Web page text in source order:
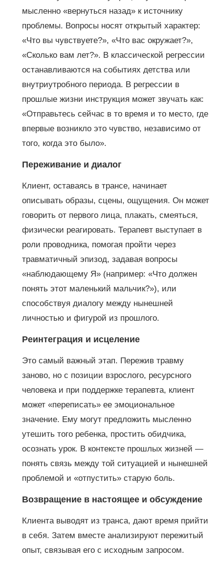
мысленно «вернуться назад» к источнику
проблемы. Вопросы носят открытый характер:
«Что вы чувствуете?», «Что вас окружает?»,
«Сколько вам лет?». В классической регрессии
останавливаются на событиях детства или
внутриутробного периода. В регрессии в
прошлые жизни инструкция может звучать как:
«Отправьтесь сейчас в то время и то место, где
впервые возникло это чувство, независимо от
того, когда это было».
Переживание и диалог
Клиент, оставаясь в трансе, начинает
описывать образы, сцены, ощущения. Он может
говорить от первого лица, плакать, смеяться,
физически реагировать. Терапевт выступает в
роли проводника, помогая пройти через
травматичный эпизод, задавая вопросы
«наблюдающему Я» (например: «Что должен
понять этот маленький мальчик?»), или
способствуя диалогу между нынешней
личностью и фигурой из прошлого.
Реинтеграция и исцеление
Это самый важный этап. Пережив травму
заново, но с позиции взрослого, ресурсного
человека и при поддержке терапевта, клиент
может «переписать» ее эмоциональное
значение. Ему могут предложить мысленно
утешить того ребенка, простить обидчика,
осознать урок. В контексте прошлых жизней —
понять связь между той ситуацией и нынешней
проблемой и «отпустить» старую боль.
Возвращение в настоящее и обсуждение
Клиента выводят из транса, дают время прийти
в себя. Затем вместе анализируют пережитый
опыт, связывая его с исходным запросом.